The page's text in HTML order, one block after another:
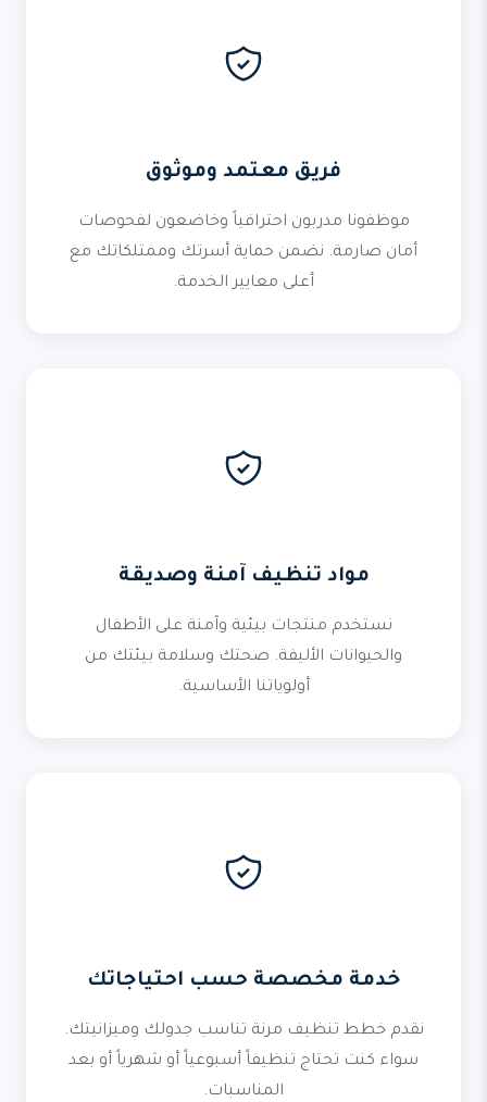
فريق معتمد وموثوق
موظفونا مدربون احترافياً وخاضعون لفحوصات
أمان صارمة. نضمن حماية أسرتك وممتلكاتك مع
أعلى معايير الخدمة.
مواد تنظيف آمنة وصديقة
نستخدم منتجات بيئية وآمنة على الأطفال
والحيوانات الأليفة. صحتك وسلامة بيئتك من
أولوياتنا الأساسية.
خدمة مخصصة حسب احتياجاتك
نقدم خطط تنظيف مرنة تناسب جدولك وميزانيتك.
سواء كنت تحتاج تنظيفاً أسبوعياً أو شهرياً أو بعد
المناسبات.